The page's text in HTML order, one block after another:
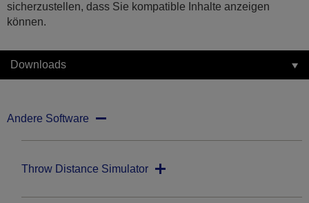
sicherzustellen, dass Sie kompatible Inhalte anzeigen
können.
Downloads
Andere Software
Throw Distance Simulator